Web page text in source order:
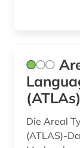
plastik (1)
(ATLAs)
Die Areal
(ATLAS)-